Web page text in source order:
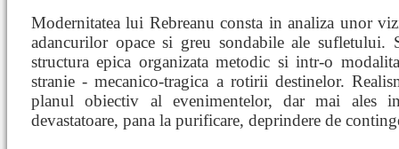
Modernitatea lui Rebreanu consta in analiza unor
adancurilor opace si greu sondabile ale sufletului.
structura epica organizata metodic si intr-o
stranie - mecanico-tragica a rotirii destinelor.
planul obiectiv al evenimentelor, dar mai ales
devastatoare, pana la purificare, deprindere de